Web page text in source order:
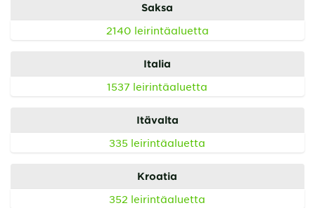
Saksa
2140 leirintäaluetta
Italia
1537 leirintäaluetta
Itävalta
335 leirintäaluetta
Kroatia
352 leirintäaluetta